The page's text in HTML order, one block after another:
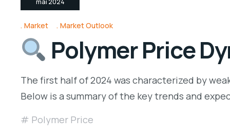
Market Market Outlook
Polymer Price
The first half of 2024 was characterized by
Below is a summary of the key trends and
Polymer Price